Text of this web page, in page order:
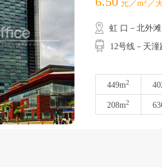
元／m ／
虹 口－北外滩
12号线－天潼
449m2
208m2